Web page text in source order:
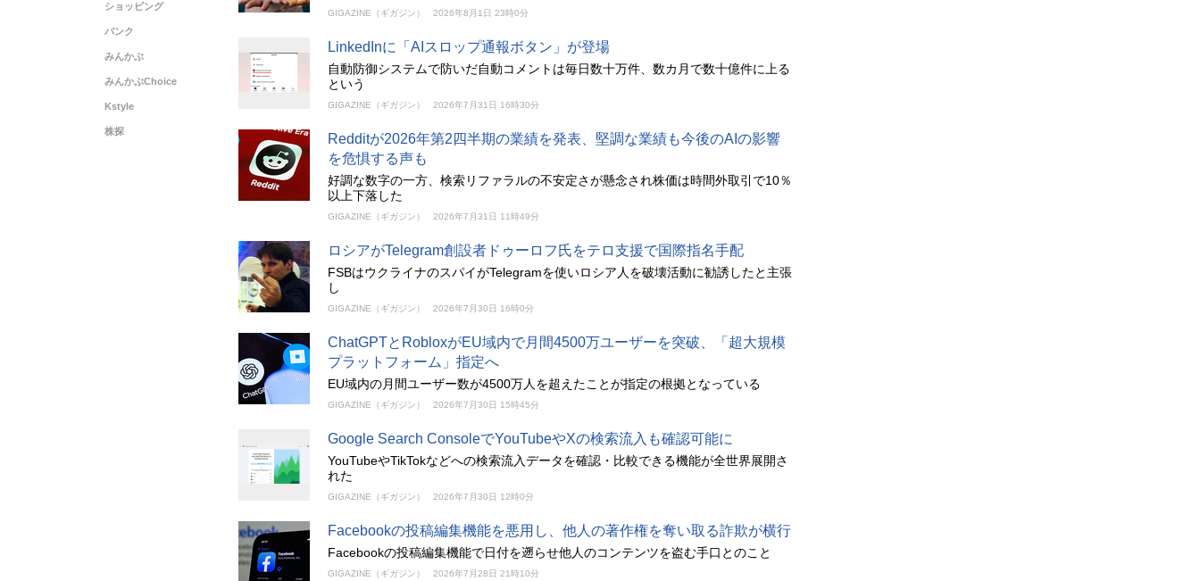
ショッピング
バンク
みんかぶ
みんかぶChoice
Kstyle
株探
GIGAZINE（ギガジン） 2026年8月1日 23時0分
LinkedInに「AIスロップ通報ボタン」が登場
自動防御システムで防いだ自動コメントは毎日数十万件、数カ月で数十億件に上る
という
GIGAZINE（ギガジン） 2026年7月31日 16時30分
Redditが2026年第2四半期の業績を発表、堅調な業績も今後のAIの影響
を危惧する声も
好調な数字の一方、検索リファラルの不安定さが懸念され株価は時間外取引で10％
以上下落した
GIGAZINE（ギガジン） 2026年7月31日 11時49分
ロシアがTelegram創設者ドゥーロフ氏をテロ支援で国際指名手配
FSBはウクライナのスパイがTelegramを使いロシア人を破壊活動に勧誘したと主張
し
GIGAZINE（ギガジン） 2026年7月30日 16時0分
ChatGPTとRobloxがEU域内で月間4500万ユーザーを突破、「超大規模
プラットフォーム」指定へ
EU域内の月間ユーザー数が4500万人を超えたことが指定の根拠となっている
GIGAZINE（ギガジン） 2026年7月30日 15時45分
Google Search ConsoleでYouTubeやXの検索流入も確認可能に
YouTubeやTikTokなどへの検索流入データを確認・比較できる機能が全世界展開さ
れた
GIGAZINE（ギガジン） 2026年7月30日 12時0分
Facebookの投稿編集機能を悪用し、他人の著作権を奪い取る詐欺が横行
Facebookの投稿編集機能で日付を遡らせ他人のコンテンツを盗む手口とのこと
GIGAZINE（ギガジン） 2026年7月28日 21時10分